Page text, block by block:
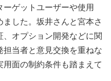
ゲットユーザーや使用
した。坂井さんと宮本さ
オプション開発などに関
当者と意見交換を重ねな
面の制約条件も踏まえて